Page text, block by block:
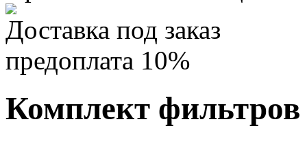
Доставка под заказ
предоплата 10%
Комплект фильтров